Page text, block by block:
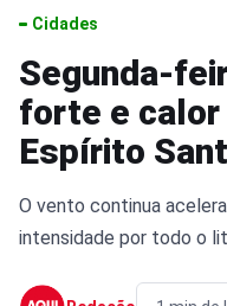
Cidades
Segunda-
forte e calor
Espírito
O vento continua
intensidade por todo o